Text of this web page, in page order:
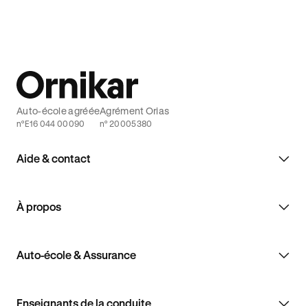
Aide & contact
À propos
Auto-école & Assurance
Enseignants de la conduite
Auto-école agréée
n°E16 044 00090
Agrément Orias
n° 20005380